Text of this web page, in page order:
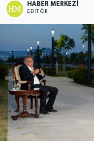
HABER MERKEZI
EDITÖR
GÜNDEM
GÜNEY KIBRIS
İÇ HABERLER
KÜLTÜR SANAT